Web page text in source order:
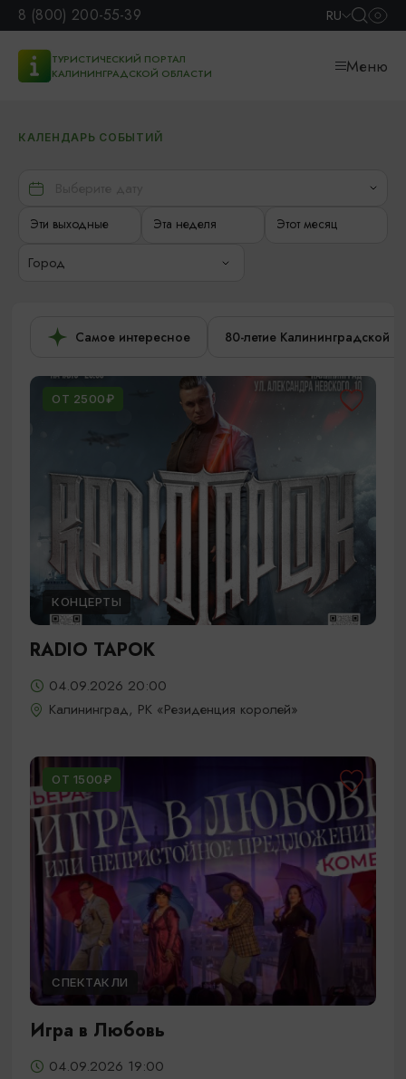
8 (800) 200-55-39 RU
ТУРИСТИЧЕСКИЙ ПОРТАЛ
КАЛИНИНГРАДСКОЙ ОБЛАСТИ
Меню
КАЛЕНДАРЬ СОБЫТИЙ
Эти выходные Эта неделя Этот месяц
Город
Самое интересное 80-летие Калининградской
ОТ 2500₽
КОНЦЕРТЫ
RADIO TAPOK
04.09.2026 20:00
Калининград, РК «Резиденция королей»
ОТ 1500₽
СПЕКТАКЛИ
Игра в Любовь
04.09.2026 19:00